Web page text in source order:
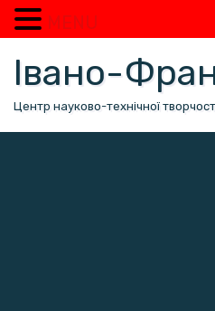
вмісту
Івано-
Центр науково-технічної
MENU